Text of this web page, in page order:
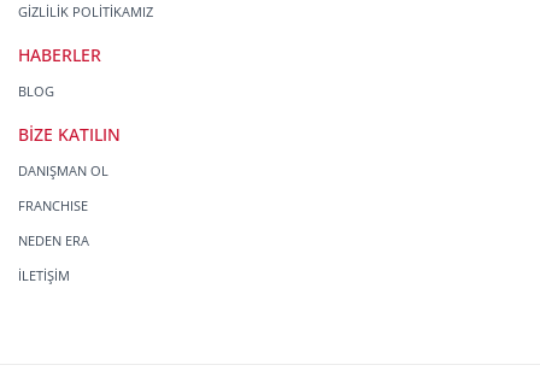
GİZLİLİK POLİTİKAMIZ
HABERLER
BLOG
BİZE KATILIN
DANIŞMAN OL
FRANCHISE
NEDEN ERA
İLETİŞİM